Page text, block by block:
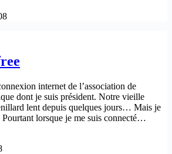
internet de l’association de
dont je suis président. Notre vieille
lent depuis quelques jours… Mais je
lorsque je me suis connecté…